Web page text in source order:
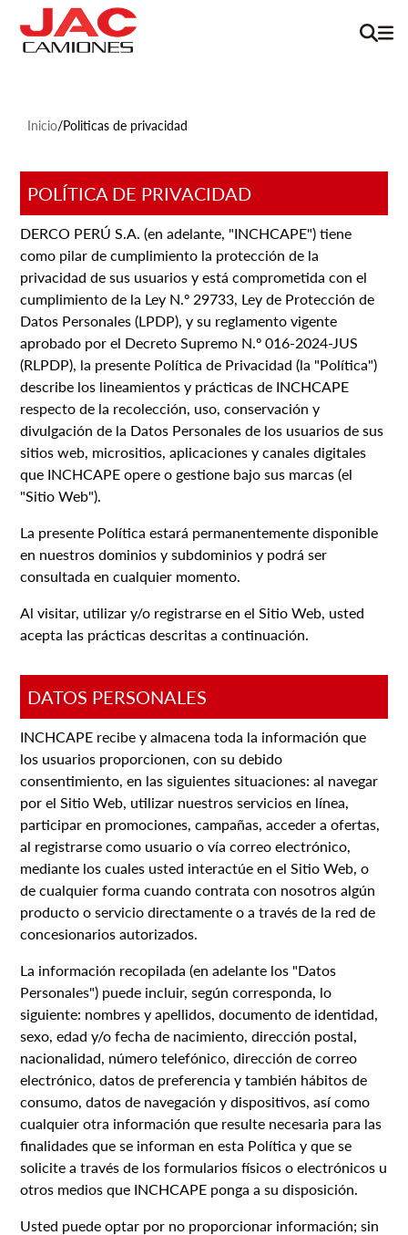
Inicio/Politicas de privacidad
POLÍTICA DE PRIVACIDAD
DERCO PERÚ S.A. (en adelante, "INCHCAPE") tiene
como pilar de cumplimiento la protección de la
privacidad de sus usuarios y está comprometida con el
cumplimiento de la Ley N.º 29733, Ley de Protección de
Datos Personales (LPDP), y su reglamento vigente
aprobado por el Decreto Supremo N.º 016-2024-JUS
(RLPDP), la presente Política de Privacidad (la "Política")
describe los lineamientos y prácticas de INCHCAPE
respecto de la recolección, uso, conservación y
divulgación de la Datos Personales de los usuarios de sus
sitios web, micrositios, aplicaciones y canales digitales
que INCHCAPE opere o gestione bajo sus marcas (el
"Sitio Web").
La presente Política estará permanentemente disponible
en nuestros dominios y subdominios y podrá ser
consultada en cualquier momento.
Al visitar, utilizar y/o registrarse en el Sitio Web, usted
acepta las prácticas descritas a continuación.
DATOS PERSONALES
INCHCAPE recibe y almacena toda la información que
los usuarios proporcionen, con su debido
consentimiento, en las siguientes situaciones: al navegar
por el Sitio Web, utilizar nuestros servicios en línea,
participar en promociones, campañas, acceder a ofertas,
al registrarse como usuario o vía correo electrónico,
mediante los cuales usted interactúe en el Sitio Web, o
de cualquier forma cuando contrata con nosotros algún
producto o servicio directamente o a través de la red de
concesionarios autorizados.
La información recopilada (en adelante los "Datos
Personales") puede incluir, según corresponda, lo
siguiente: nombres y apellidos, documento de identidad,
sexo, edad y/o fecha de nacimiento, dirección postal,
nacionalidad, número telefónico, dirección de correo
electrónico, datos de preferencia y también hábitos de
consumo, datos de navegación y dispositivos, así como
cualquier otra información que resulte necesaria para las
finalidades que se informan en esta Política y que se
solicite a través de los formularios físicos o electrónicos u
otros medios que INCHCAPE ponga a su disposición.
Usted puede optar por no proporcionar información; sin